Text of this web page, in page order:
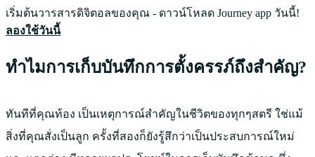
เริ่มต้นวารสารดิจิตอลของคุณ - ดาวน์โหลด Journey app วันนี้!
ลองใช้วันนี้
ทำไมการเก็บบันทึกการตั้งครรภ์ถึงสำคัญ?
ทันทีที่คุณท้อง เป็นเหตุการณ์สำคัญในชีวิตของทุกๆสตรี ใช่แม้
สิ่งที่คุณสั่งเป็นลูก ครั้งที่สองก็ยังรู้สึกว่าเป็นประสบการณ์ใหม่